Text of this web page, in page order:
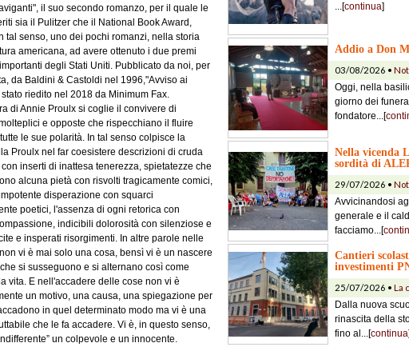
il suo secondo romanzo, per il quale le
sia il Pulitzer che il National Book Award,
tal senso, uno dei pochi romanzi, nella storia
americana, ad avere ottenuto i due premi
degli Stati Uniti. Pubblicato da noi, per
da Baldini & Castoldi nel 1996,"Avviso ai
riedito nel 2018 da Minimum Fax.
di Annie Proulx si coglie il convivere di
e opposte che rispecchiano il fluire
le sue polarità. In tal senso colpisce la
Proulx nel far coesistere descrizioni di cruda
inserti di inattesa tenerezza, spietatezze che
alcuna pietà con risvolti tragicamente comici,
disperazione con squarci
poetici, l'assenza di ogni retorica con
indicibili dolorosità con silenziose e
e insperati risorgimenti. In altre parole nelle
vi è mai solo una cosa, bensì vi è un nascere
si susseguono e si alternano così come
vita. E nell'accadere delle cose non vi è
un motivo, una causa, una spiegazione per
in quel determinato modo ma vi è una
che le fa accadere. Vi è, in questo senso,
un colpevole e un innocente.
...[continua]
Addio a Don
03/08/2026 •
Oggi, nella
giorno dei
fondatore...[
Nella vicenda
sordità di
29/07/2026 •
Avvicinandosi
generale e il
facciamo...[
Cantieri
investimenti
25/07/2026 • La
Dalla nuova
rinascita della
fino al...[continua]